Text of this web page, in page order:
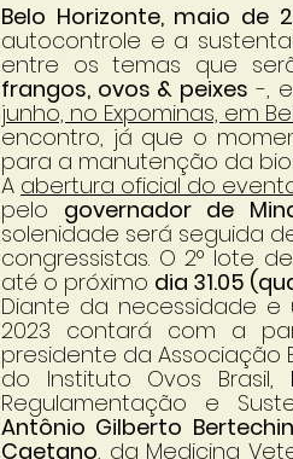
Belo Horizonte, maio de
autocontrole e a
entre os temas que
frangos, ovos & peixes -,
junho, no Expominas, em
encontro, já que o
para a manutenção da
A abertura oficial do evento
pelo governador de
solenidade será seguida
congressistas. O 2° lote
até o próximo dia 31.05
Diante da necessidade e
2023 contará com a
presidente da Associação
do Instituto Ovos Brasil,
Regulamentação e
Antônio Gilberto
Caetano, da Medicina